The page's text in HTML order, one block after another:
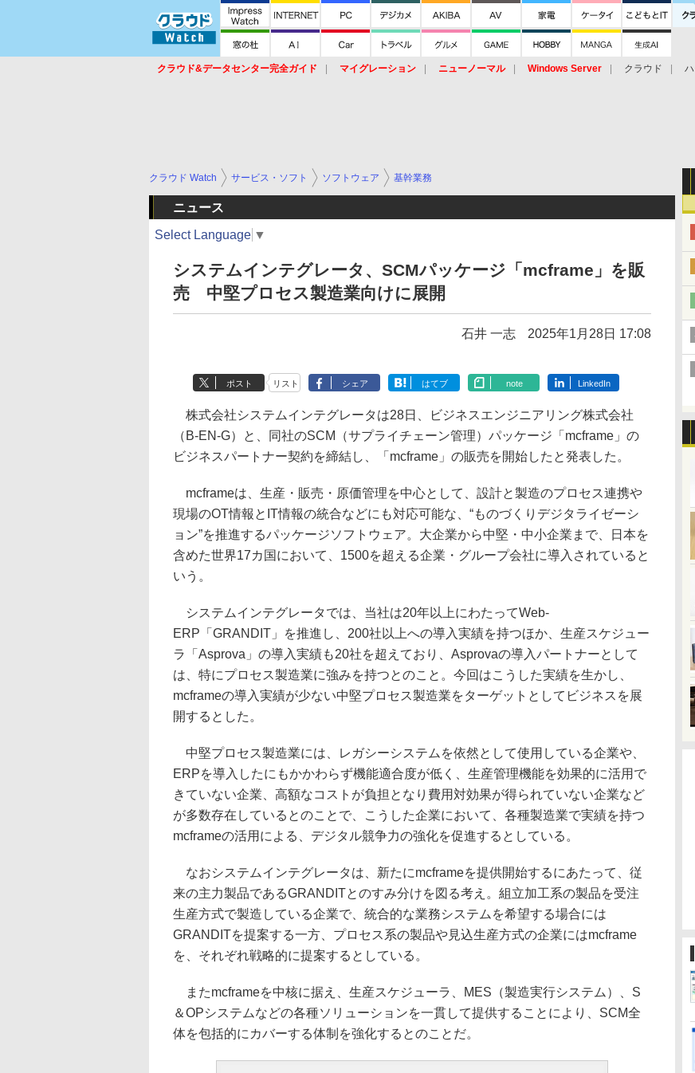
クラウド&データセンター完全ガイド マイグレーション ニューノーマル Windows Server クラウド
クラウド Watch サービス・ソフト ソフトウェア 基幹業務
ニュース
Select Language ▼
システムインテグレータ、SCMパッケージ「mcframe」を販
売 中堅プロセス製造業向けに展開
石井 一志 2025年1月28日 17:08
ポスト リスト シェア はてブ note LinkedIn
株式会社システムインテグレータは28日、ビジネスエンジニアリング株式会社
（B-EN-G）と、同社のSCM（サプライチェーン管理）パッケージ「mcframe」の
ビジネスパートナー契約を締結し、「mcframe」の販売を開始したと発表した。
mcframeは、生産・販売・原価管理を中心として、設計と製造のプロセス連携や
現場のOT情報とIT情報の統合などにも対応可能な、“ものづくりデジタライゼーシ
ョン”を推進するパッケージソフトウェア。大企業から中堅・中小企業まで、日本を
含めた世界17カ国において、1500を超える企業・グループ会社に導入されていると
いう。
システムインテグレータでは、当社は20年以上にわたってWeb-
ERP「GRANDIT」を推進し、200社以上への導入実績を持つほか、生産スケジュー
ラ「Asprova」の導入実績も20社を超えており、Asprovaの導入パートナーとして
は、特にプロセス製造業に強みを持つとのこと。今回はこうした実績を生かし、
mcframeの導入実績が少ない中堅プロセス製造業をターゲットとしてビジネスを展
開するとした。
中堅プロセス製造業には、レガシーシステムを依然として使用している企業や、
ERPを導入したにもかかわらず機能適合度が低く、生産管理機能を効果的に活用で
きていない企業、高額なコストが負担となり費用対効果が得られていない企業など
が多数存在しているとのことで、こうした企業において、各種製造業で実績を持つ
mcframeの活用による、デジタル競争力の強化を促進するとしている。
なおシステムインテグレータは、新たにmcframeを提供開始するにあたって、従
来の主力製品であるGRANDITとのすみ分けを図る考え。組立加工系の製品を受注
生産方式で製造している企業で、統合的な業務システムを希望する場合には
GRANDITを提案する一方、プロセス系の製品や見込生産方式の企業にはmcframe
を、それぞれ戦略的に提案するとしている。
またmcframeを中核に据え、生産スケジューラ、MES（製造実行システム）、S
＆OPシステムなどの各種ソリューションを一貫して提供することにより、SCM全
体を包括的にカバーする体制を強化するとのことだ。